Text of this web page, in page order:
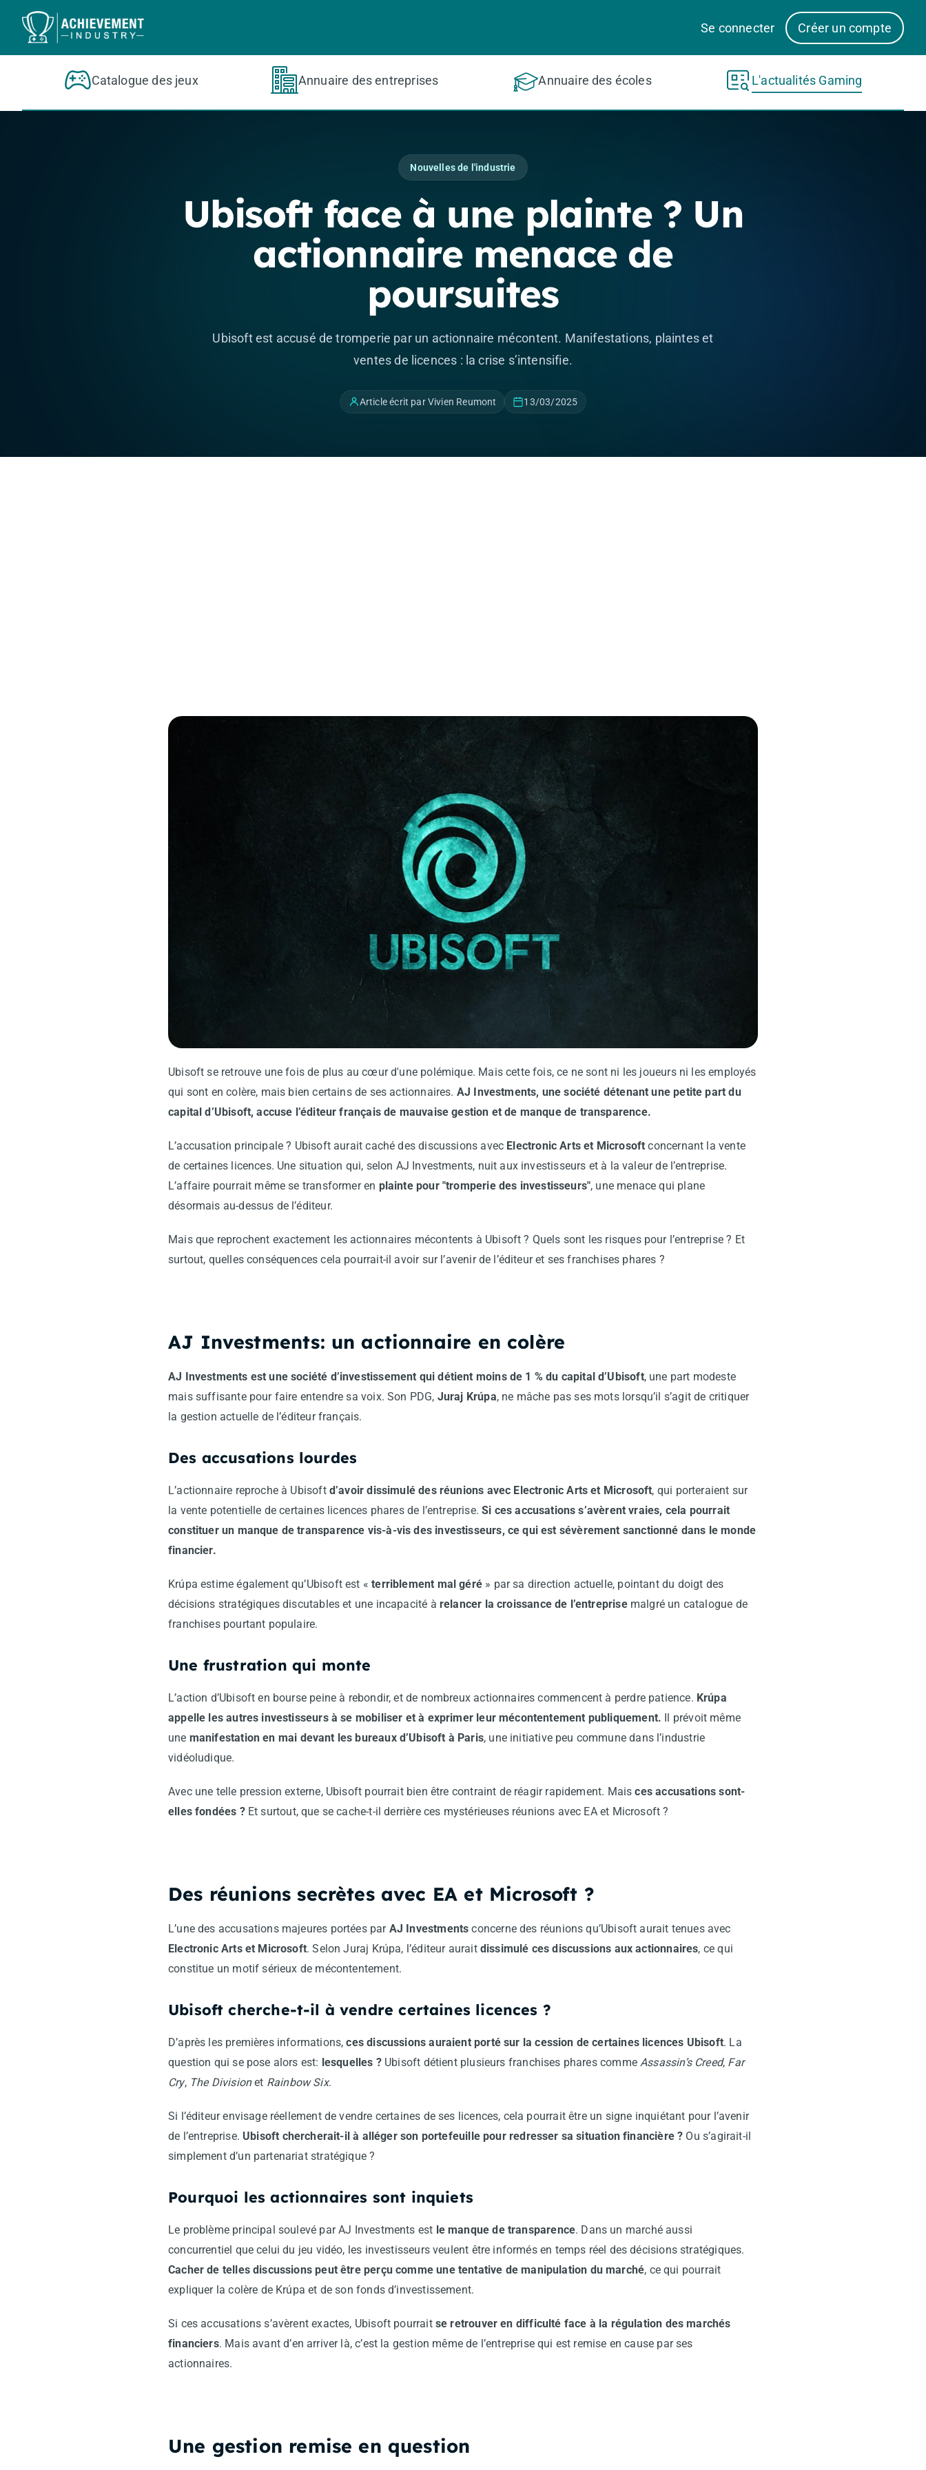
Aller au contenu principal
Se connecter
Créer un compte
Catalogue des jeux Annuaire des entreprises Annuaire des écoles L'actualités Gaming
Nouvelles de l'industrie
Ubisoft face à une plainte ? Un
actionnaire menace de
poursuites
Ubisoft est accusé de tromperie par un actionnaire mécontent. Manifestations, plaintes et
ventes de licences : la crise s’intensifie.
Article écrit par Vivien Reumont 13/03/2025
Ubisoft se retrouve une fois de plus au cœur d'une polémique. Mais cette fois, ce ne sont ni les joueurs ni les employés
qui sont en colère, mais bien certains de ses actionnaires. AJ Investments, une société détenant une petite part du
capital d’Ubisoft, accuse l’éditeur français de mauvaise gestion et de manque de transparence.
L’accusation principale ? Ubisoft aurait caché des discussions avec Electronic Arts et Microsoft concernant la vente
de certaines licences. Une situation qui, selon AJ Investments, nuit aux investisseurs et à la valeur de l’entreprise.
L’affaire pourrait même se transformer en plainte pour "tromperie des investisseurs", une menace qui plane
désormais au-dessus de l’éditeur.
Mais que reprochent exactement les actionnaires mécontents à Ubisoft ? Quels sont les risques pour l’entreprise ? Et
surtout, quelles conséquences cela pourrait-il avoir sur l’avenir de l’éditeur et ses franchises phares ?
AJ Investments: un actionnaire en colère
AJ Investments est une société d’investissement qui détient moins de 1 % du capital d’Ubisoft, une part modeste
mais suffisante pour faire entendre sa voix. Son PDG, Juraj Krúpa, ne mâche pas ses mots lorsqu’il s’agit de critiquer
la gestion actuelle de l’éditeur français.
Des accusations lourdes
L’actionnaire reproche à Ubisoft d’avoir dissimulé des réunions avec Electronic Arts et Microsoft, qui porteraient sur
la vente potentielle de certaines licences phares de l’entreprise.Si ces accusations s’avèrent vraies, cela pourrait
constituer un manque de transparence vis-à-vis des investisseurs, ce qui est sévèrement sanctionné dans le monde
financier.
Krúpa estime également qu’Ubisoft est «terriblement mal géré» par sa direction actuelle, pointant du doigt des
décisions stratégiques discutables et une incapacité à relancer la croissance de l’entreprisemalgré un catalogue de
franchises pourtant populaire.
Une frustration qui monte
L’action d’Ubisoft en bourse peine à rebondir, et de nombreux actionnaires commencent à perdre patience. Krúpa
appelle les autres investisseurs à se mobiliser et à exprimer leur mécontentement publiquement. Il prévoit même
une manifestation en mai devant les bureaux d’Ubisoft à Paris, une initiative peu commune dans l’industrie
vidéoludique.
Avec une telle pression externe, Ubisoft pourrait bien être contraint de réagir rapidement. Maisces accusations sont-
elles fondées ?Et surtout, que se cache-t-il derrière ces mystérieuses réunions avec EA et Microsoft ?
Des réunions secrètes avec EA et Microsoft ?
L’une des accusations majeures portées par AJ Investments concerne des réunions qu’Ubisoft aurait tenues avec
Electronic Arts et Microsoft. Selon Juraj Krúpa, l’éditeur aurait dissimulé ces discussions aux actionnaires, ce qui
constitue un motif sérieux de mécontentement.
Ubisoft cherche-t-il à vendre certaines licences ?
D’après les premières informations,ces discussions auraient porté sur la cession de certaines licences Ubisoft. La
question qui se pose alors est: lesquelles ?Ubisoft détient plusieurs franchises phares commeAssassin’s Creed, Far
Cry, The Divisionet Rainbow Six.
Si l’éditeur envisage réellement de vendre certaines de ses licences, cela pourrait être un signe inquiétant pour l’avenir
de l’entreprise. Ubisoft chercherait-il à alléger son portefeuille pour redresser sa situation financière ? Ou s’agirait-il
simplement d’un partenariat stratégique ?
Pourquoi les actionnaires sont inquiets
Le problème principal soulevé par AJ Investments est le manque de transparence. Dans un marché aussi
concurrentiel que celui du jeu vidéo, les investisseurs veulent être informés en temps réel des décisions stratégiques.
Cacher de telles discussions peut être perçu comme une tentative de manipulation du marché, ce qui pourrait
expliquer la colère de Krúpa et de son fonds d’investissement.
Si ces accusations s’avèrent exactes, Ubisoft pourrait se retrouver en difficulté face à la régulation des marchés
financiers. Mais avant d’en arriver là, c’est la gestion même de l’entreprise qui est remise en cause par ses
actionnaires.
Une gestion remise en question